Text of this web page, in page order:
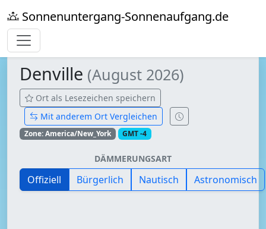
Sonnenuntergang-Sonnenaufgang.de
Denville (August 2026)
Ort als Lesezeichen speichern
Mit anderem Ort Vergleichen
Zone: America/New_York GMT -4
DÄMMERUNGSART
Offiziell Bürgerlich Nautisch Astronomisch